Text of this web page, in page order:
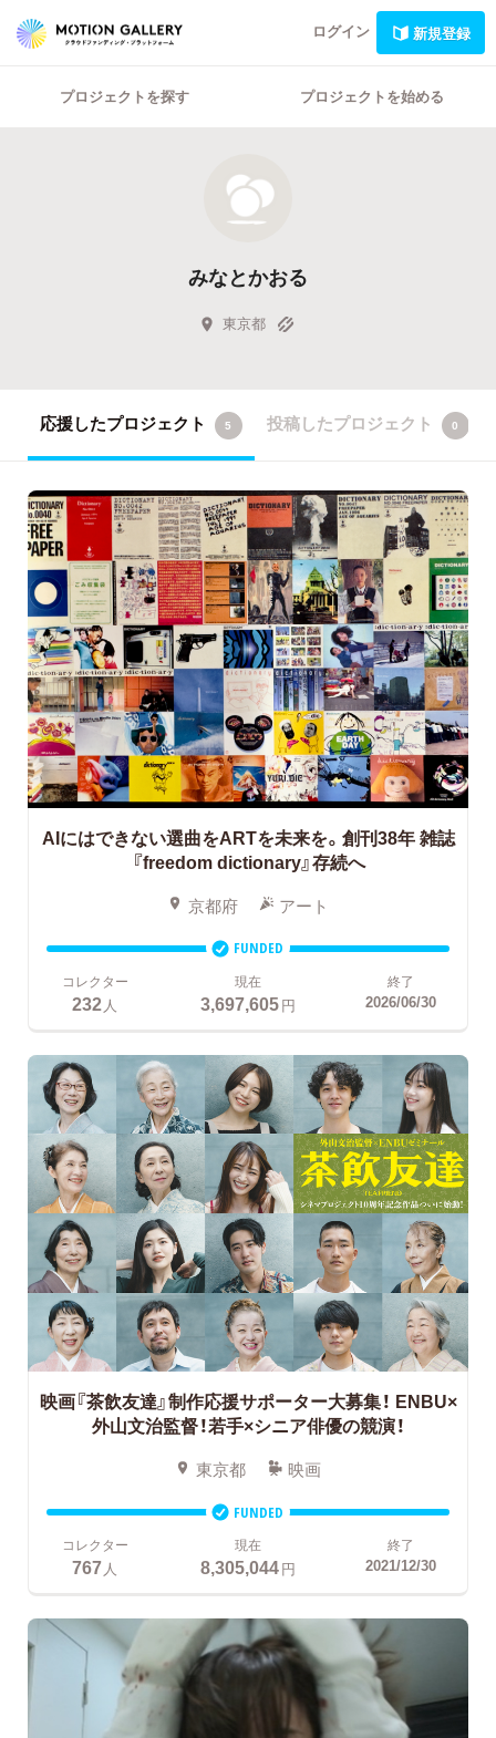
ログイン 新規登録
プロジェクトを探す プロジェクトを始める
みなとかおる
東京都
応援したプロジェクト 5 投稿したプロジェクト 0
AIにはできない選曲をARTを未来を。創刊38年 雑誌
『freedom dictionary』存続へ
京都府 アート
FUNDED
コレクター
232 人
現在
3,697,605円
終了
2026/06/30
映画『茶飲友達』制作応援サポーター大募集！ ENBU×
外山文治監督！若手×シニア俳優の競演！
東京都 映画
FUNDED
コレクター
767人
現在
8,305,044円
終了
2021/12/30